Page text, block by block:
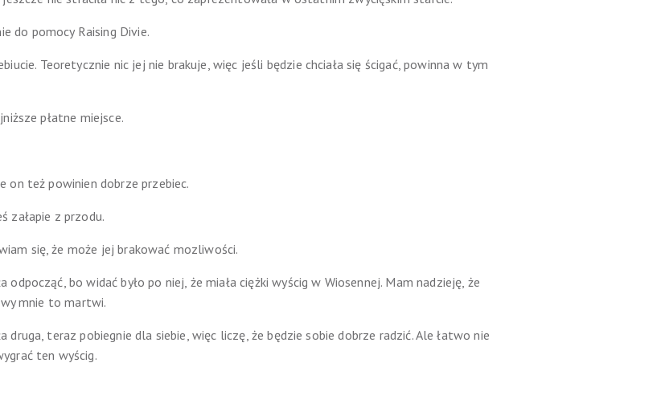
do pomocy Raising Divie.
Teoretycznie nic jej nie brakuje, więc jeśli będzie chciała się ścigać, powinna w tym
płatne miejsce.
on też powinien dobrze przebiec.
załapie z przodu.
się, że może jej brakować mozliwości.
bo widać było po niej, że miała ciężki wyścig w Wiosennej. Mam nadzieję, że
mnie to martwi.
druga, teraz pobiegnie dla siebie, więc liczę, że będzie sobie dobrze radzić. Ale łatwo nie
ten wyścig.